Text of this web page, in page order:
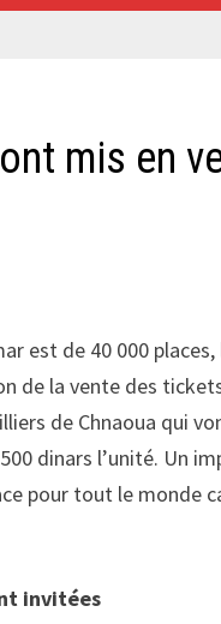
mis en
est de 40 000
de la vente des
de Chnaoua qui
dinars l’unité. Un
pour tout le monde
invitées